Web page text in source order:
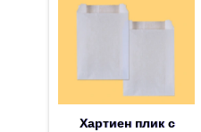
Хартиен плик с